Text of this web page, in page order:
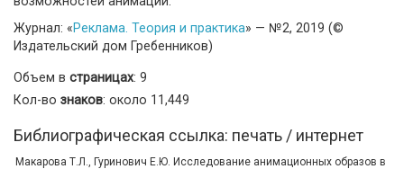
Журнал: «Реклама. Теория и практика» — №2, 2019 (©
Издательский дом Гребенников)
Объем в страницах: 9
Кол-во знаков: около 11,449
Библиографическая ссылка: печать / интернет